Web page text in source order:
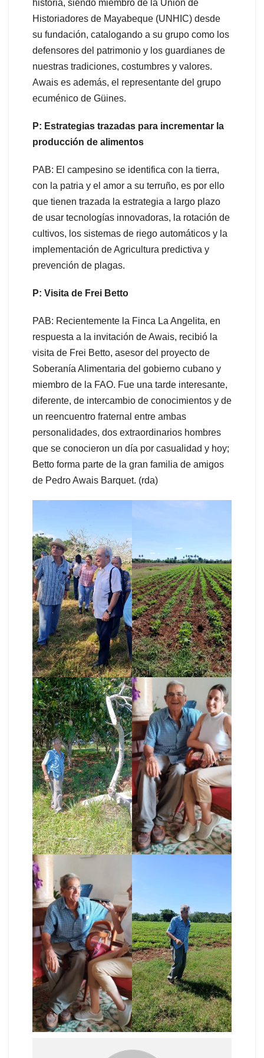
historia, siendo miembro de la Unión de
Historiadores de Mayabeque (UNHIC) desde
su fundación, catalogando a su grupo como los
defensores del patrimonio y los guardianes de
nuestras tradiciones, costumbres y valores.
Awais es además, el representante del grupo
ecuménico de Güines.
P: Estrategias trazadas para incrementar la
producción de alimentos
PAB: El campesino se identifica con la tierra,
con la patria y el amor a su terruño, es por ello
que tienen trazada la estrategia a largo plazo
de usar tecnologías innovadoras, la rotación de
cultivos, los sistemas de riego automáticos y la
implementación de Agricultura predictiva y
prevención de plagas.
P: Visita de Frei Betto
PAB: Recientemente la Finca La Angelita, en
respuesta a la invitación de Awais, recibió la
visita de Frei Betto, asesor del proyecto de
Soberanía Alimentaria del gobierno cubano y
miembro de la FAO. Fue una tarde interesante,
diferente, de intercambio de conocimientos y de
un reencuentro fraternal entre ambas
personalidades, dos extraordinarios hombres
que se conocieron un día por casualidad y hoy;
Betto forma parte de la gran familia de amigos
de Pedro Awais Barquet. (rda)